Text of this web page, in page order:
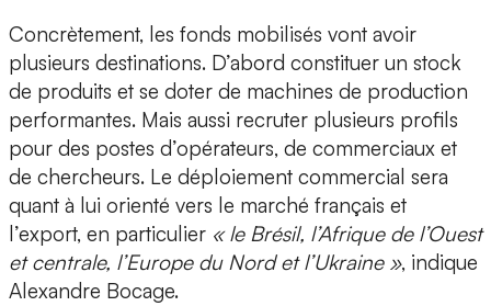
Concrètement, les fonds mobilisés vont avoir
plusieurs destinations. D’abord constituer un stock
de produits et se doter de machines de production
performantes. Mais aussi recruter plusieurs profils
pour des postes d’opérateurs, de commerciaux et
de chercheurs. Le déploiement commercial sera
quant à lui orienté vers le marché français et
l’export, en particulier « le Brésil, l’Afrique de l’Ouest
et centrale, l’Europe du Nord et l’Ukraine », indique
Alexandre Bocage.